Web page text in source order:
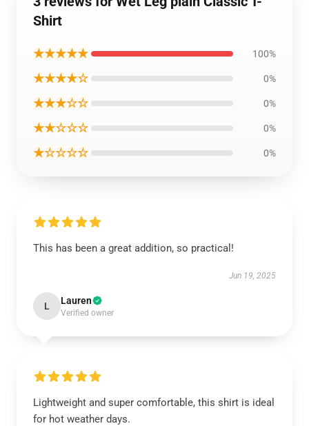
Shirt
★★★★★ 100%
★★★★☆ 0%
★★★☆☆ 0%
★★☆☆☆ 0%
★☆☆☆☆ 0%
This has been a great addition, so practical!
Jun 19, 2025
L Lauren
Verified owner
Lightweight and super comfortable, this shirt is ideal
for hot weather days.